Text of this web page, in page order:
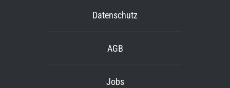
Datenschutz
AGB
Jobs